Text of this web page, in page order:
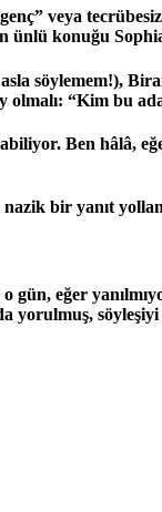
veya
ünlü konuğu
söylemem!),
olmalı: “Kim bu
Ben hâlâ,
bir yanıt
gün, eğer
yorulmuş,